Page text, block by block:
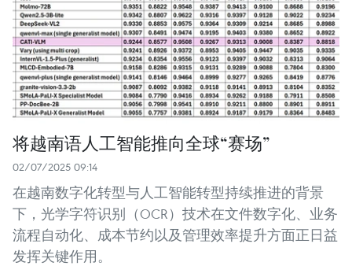
将越南语人工智能推向全球“赛场”
02/07/2025 09:14
在越南数字化转型与人工智能转型持续推进的背景
下，光学字符识别（OCR）技术在文件数字化、业务
流程自动化、成本节约以及管理效率提升方面正日益
发挥关键作用。